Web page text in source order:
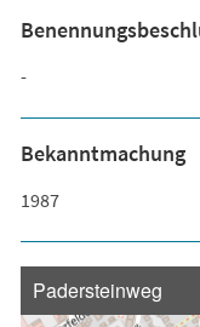
-
Bekanntmachung
1987
Padersteinweg